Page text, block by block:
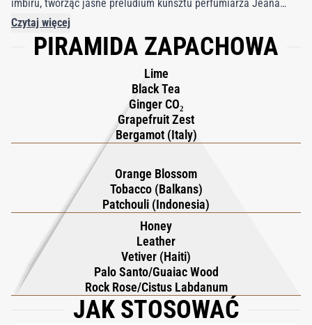
imbiru, tworząc jasne preludium kunsztu perfumiarza Jeana
Jacquesa. W tej pachnącej opowieści o Poetyckich
Promenadach teksturowane ciepło wprowadzane jest przez
nadaje głębi i bogactwa. W centrum uwagi znajduje się
bałkański tytoń, któremu towarzyszy ziemista esencja drzewa
gwajakowego, egzotycznej indonezyjskiej paczuli i dymnej
haitańskiej wetywerii, tworząc mocny i wyrafinowany rdzeń. W
miarę ewolucji zapachu subtelne nuty miodu i skóry dodają
kolejnych warstw złożoności, nadając uzależniające ciepło, które
utrzymuje się na skórze. L'Heure Vagabonde osiąga harmonijną
równowagę pomiędzy świeżością i wyrafinowaniem, oddając
esencję pragnienia podróży i wyrafinowania w mocnej,
eleganckiej kompozycji.
Czytaj więcej
PIRAMIDA ZAPACHOWA
Lime
Black Tea
Ginger CO₂
Grapefruit Zest
Bergamot (Italy)
Orange Blossom
Tobacco (Balkans)
Patchouli (Indonesia)
Honey
Leather
Vetiver (Haiti)
Palo Santo/Guaiac Wood
Rock Rose/Cistus Labdanum
JAK STOSOWAĆ